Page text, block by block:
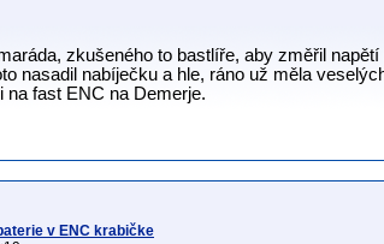
zkušeného to bastlíře, aby změřil
nasadil nabíječku a hle, ráno už měla
na fast ENC na Demerje.
v ENC krabičke